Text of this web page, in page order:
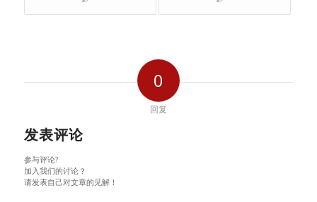
0
回复
发表评论
参与评论?
加入我们的讨论？
请发表自己对文章的见解！